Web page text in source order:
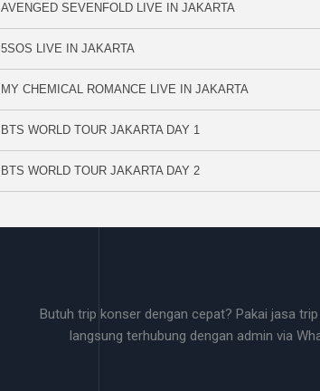
AVENGED SEVENFOLD LIVE IN JAKARTA
5SOS LIVE IN JAKARTA
MY CHEMICAL ROMANCE LIVE IN JAKARTA
BTS WORLD TOUR JAKARTA DAY 1
BTS WORLD TOUR JAKARTA DAY 2
Butuh trip konser dengan cepat? Pakai jasa
langsung terhubung dengan admin via